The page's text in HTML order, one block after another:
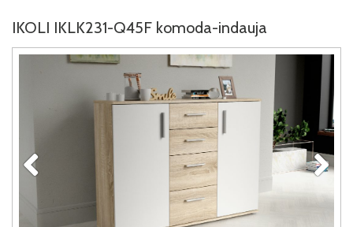
IKOLI IKLK231-Q45F komoda-indauja